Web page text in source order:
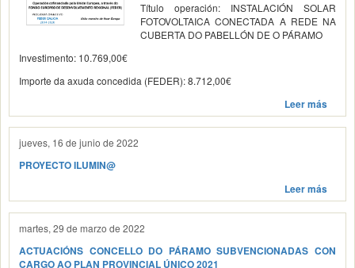
Título operación: INSTALACIÓN SOLAR
FOTOVOLTAICA CONECTADA A REDE NA
CUBERTA DO PABELLÓN DE O PÁRAMO
Investimento: 10.769,00€
Importe da axuda concedida (FEDER): 8.712,00€
Leer más
jueves, 16 de junio de 2022
PROYECTO ILUMIN@
Leer más
martes, 29 de marzo de 2022
ACTUACIÓNS CONCELLO DO PÁRAMO SUBVENCIONADAS CON
CARGO AO PLAN PROVINCIAL ÚNICO 2021